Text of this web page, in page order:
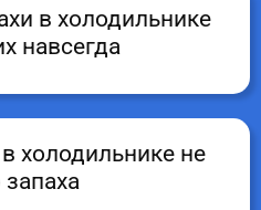
в холодильнике
навсегда
холодильнике не